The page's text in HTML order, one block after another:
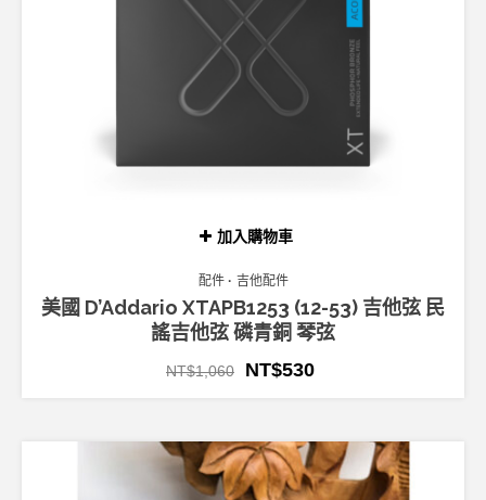
加入購物車
配件 吉他配件
美國 D’Addario XTAPB1253 (12-53) 吉他弦 民
謠吉他弦 磷青銅 琴弦
NT$1,060 NT$530